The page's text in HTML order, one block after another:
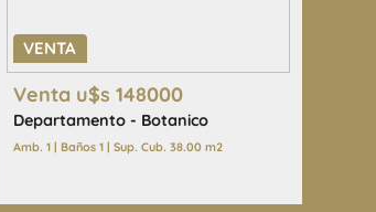
VENTA
Venta u$s 148000
Departamento - Botanico
Amb. 1 | Baños 1 | Sup. Cub. 38.00 m2